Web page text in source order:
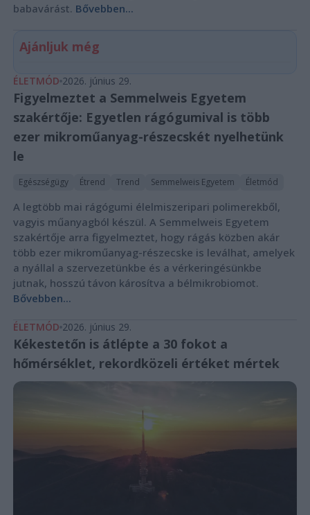
babavárást. Bővebben...
Ajánljuk még
ÉLETMÓD 2026. június 29.
Figyelmeztet a Semmelweis Egyetem
szakértője: Egyetlen rágógumival is több
ezer mikroműanyag-részecskét nyelhetünk
le
Egészségügy Étrend Trend Semmelweis Egyetem Életmód
A legtöbb mai rágógumi élelmiszeripari polimerekből,
vagyis műanyagból készül. A Semmelweis Egyetem
szakértője arra figyelmeztet, hogy rágás közben akár
több ezer mikroműanyag-részecske is leválhat, amelyek
a nyállal a szervezetünkbe és a vérkeringésünkbe
jutnak, hosszú távon károsítva a bélmikrobiomot.
Bővebben...
ÉLETMÓD 2026. június 29.
Kékestetőn is átlépte a 30 fokot a
hőmérséklet, rekordközeli értéket mértek